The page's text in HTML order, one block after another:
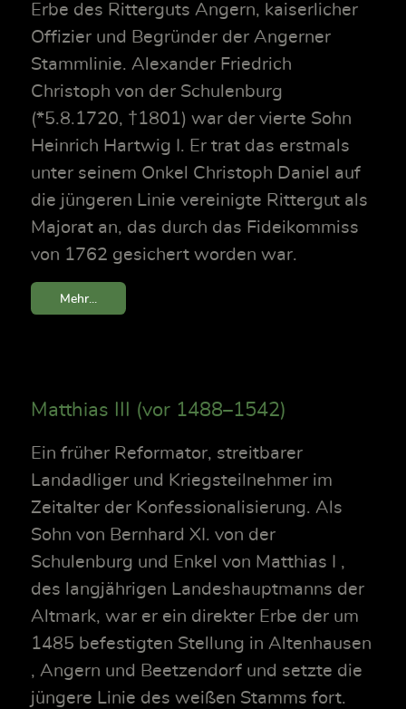
Erbe des Ritterguts Angern, kaiserlicher
Offizier und Begründer der Angerner
Stammlinie. Alexander Friedrich
Christoph von der Schulenburg
(*5.8.1720, †1801) war der vierte Sohn
Heinrich Hartwig I. Er trat das erstmals
unter seinem Onkel Christoph Daniel auf
die jüngeren Linie vereinigte Rittergut als
Majorat an, das durch das Fideikommiss
von 1762 gesichert worden war.
Mehr...
Matthias III (vor 1488–1542)
Ein früher Reformator, streitbarer
Landadliger und Kriegsteilnehmer im
Zeitalter der Konfessionalisierung. Als
Sohn von Bernhard XI. von der
Schulenburg und Enkel von Matthias I ,
des langjährigen Landeshauptmanns der
Altmark, war er ein direkter Erbe der um
1485 befestigten Stellung in Altenhausen
, Angern und Beetzendorf und setzte die
jüngere Linie des weißen Stamms fort.